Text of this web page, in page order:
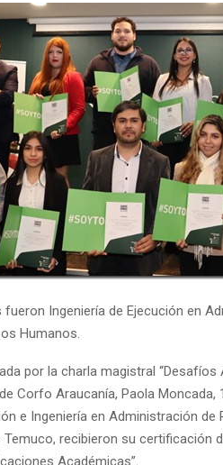
Ingeniería de Ejecución en
Humanos.
por la charla magistral “Desafíos
Corfo Araucanía, Paola Moncada,
e Ingeniería en Administración
recibieron su certificación
Académicas”.